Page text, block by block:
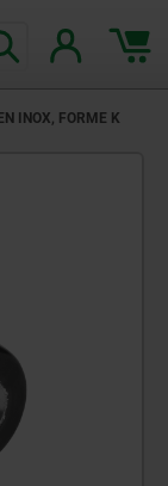
INOX, FORME K